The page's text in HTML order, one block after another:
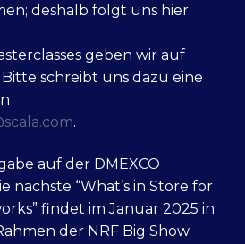
deshalb folgt uns hier.
geben wir auf
schreibt uns dazu eine
.
auf der DMEXCO
nächste “What’s in Store for
findet im Januar 2025 in
der NRF Big Show